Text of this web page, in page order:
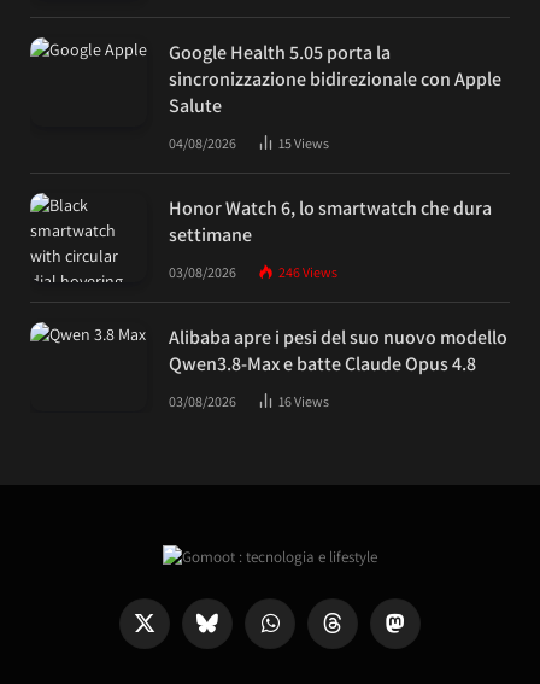
Google Health 5.05 porta la
sincronizzazione bidirezionale con Apple
Salute
04/08/2026 15Views
Honor Watch 6, lo smartwatch che dura
settimane
03/08/2026 246Views
Alibaba apre i pesi del suo nuovo modello
Qwen3.8-Max e batte Claude Opus 4.8
03/08/2026 16Views
X
(Twitter)
Bluesky WhatsAppThreads Mastodon